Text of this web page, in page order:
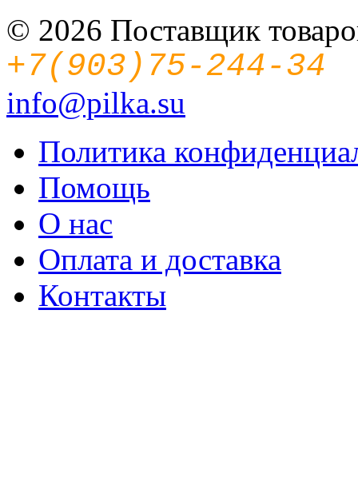
© 2026 Поставщик
+7(903)75-244-34
info@pilka.su
Политика
Помощь
О нас
Оплата и доставка
Контакты